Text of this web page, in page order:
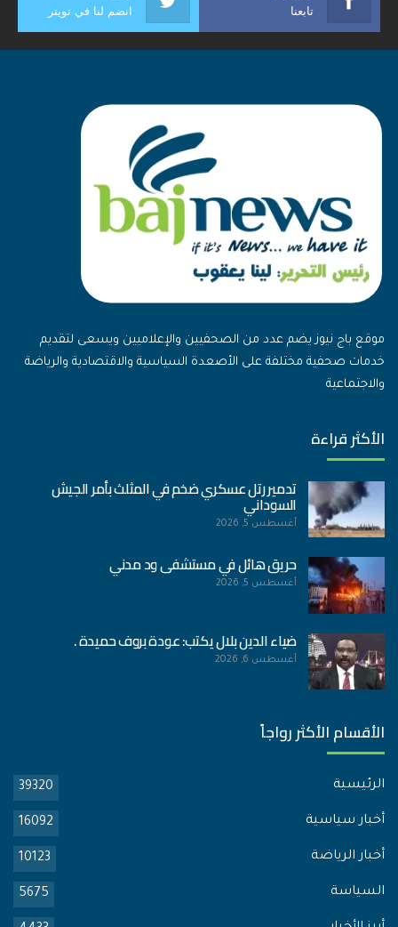
تابعنا انضم لنا في تويتر
موقع باج نيوز يضم عدد من الصحفيين والإعلاميين ويسعى لتقديم
خدمات صحفية مختلفة على الأصعدة السياسية والاقتصادية والرياضة
والاجتماعية
الأكثر قراءة
تدمير رتل عسكري ضخم في المثلث بأمر الجيش
السوداني
أغسطس 5, 2026
حريق هائل في مستشفى ود مدني
أغسطس 5, 2026
ضياء الدين بلال يكتب: عودة بروف حميدة .
أغسطس 6, 2026
الأقسام الأكثر رواجاً
الرئيسية 39320
أخبار سياسية 16092
أخبار الرياضة 10123
السياسة 5675